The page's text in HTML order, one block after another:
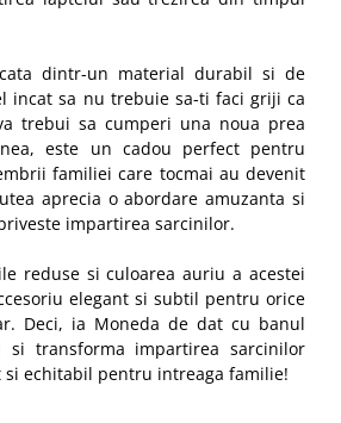
dintr-un material durabil si de
incat sa nu trebuie sa-ti faci griji ca
trebui sa cumperi una noua prea
este un cadou perfect pentru
familiei care tocmai au devenit
aprecia o abordare amuzanta si
impartirea sarcinilor.
reduse si culoarea auriu a acestei
elegant si subtil pentru orice
Deci, ia Moneda de dat cu banul
transforma impartirea sarcinilor
echitabil pentru intreaga familie!